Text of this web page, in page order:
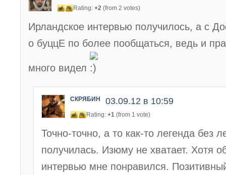
Rating: +2 (from 2 votes)
Ирландское интервью получилось, а с
о буццЕ по более пообщаться, ведь и
много видел
СКРЯБИН 03.09.12 в 10:59
Rating: +1 (from 1 vote)
Точно-точно, а то как-то легенда без
получилась. Изюму не хватает. Хотя
интервью мне понравился.